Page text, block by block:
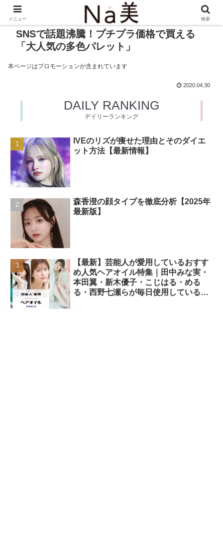
SNSで話題沸騰！プチプラ価格で買える
「大人気の多色パレット」
本ページはプロモーションが含まれています
2020.04.30
DAILY RANKING
デイリーランキング
IVEのリズが痩せた理由とそのダイエ
ット方法【最新情報】
森香澄の顔タイプを徹底分析【2025年
最新版】
【最新】芸能人が愛用しているおすす
め人気ヘアオイル特集｜田中みな実・
本田翼・新木優子・こじはる・める
る・西野七瀬らが毎日使用しているヘ
メニュー 検索